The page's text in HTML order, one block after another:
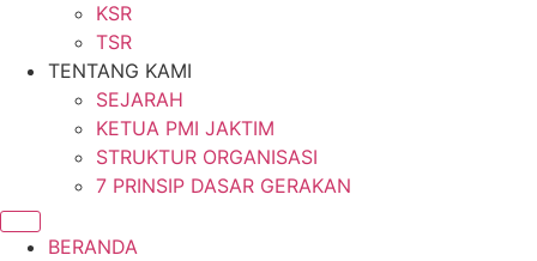
KSR
TSR
TENTANG KAMI
SEJARAH
KETUA PMI JAKTIM
STRUKTUR ORGANISASI
7 PRINSIP DASAR GERAKAN
BERANDA